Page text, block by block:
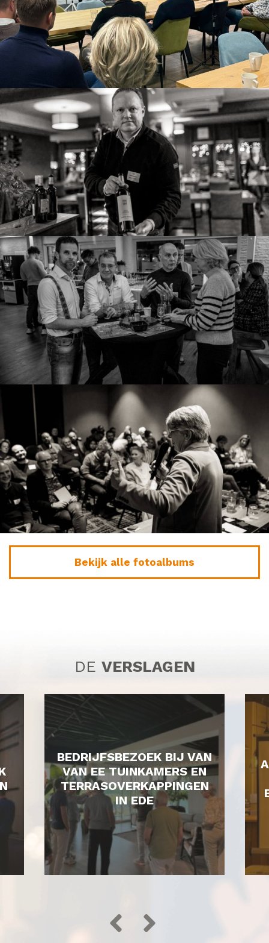
Bekijk alle fotoalbums
DE VERSLAGEN
BEDRIJFSBEZOEK BIJ VAN
VAN EE TUINKAMERS EN
TERRASOVERKAPPINGEN
IN EDE